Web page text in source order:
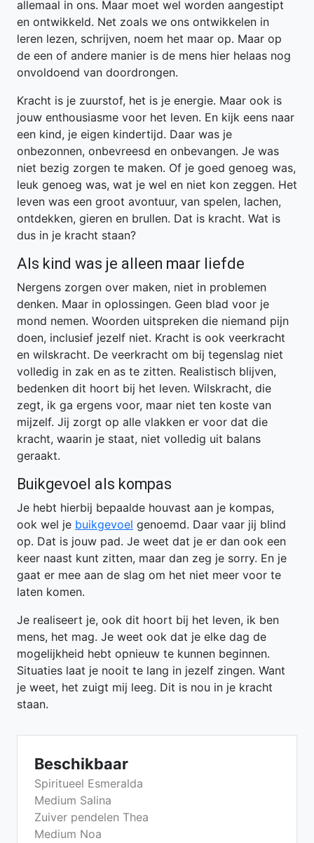
allemaal in ons. Maar moet wel worden aangestipt
en ontwikkeld. Net zoals we ons ontwikkelen in
leren lezen, schrijven, noem het maar op. Maar op
de een of andere manier is de mens hier helaas nog
onvoldoend van doordrongen.
Kracht is je zuurstof, het is je energie. Maar ook is
jouw enthousiasme voor het leven. En kijk eens naar
een kind, je eigen kindertijd. Daar was je
onbezonnen, onbevreesd en onbevangen. Je was
niet bezig zorgen te maken. Of je goed genoeg was,
leuk genoeg was, wat je wel en niet kon zeggen. Het
leven was een groot avontuur, van spelen, lachen,
ontdekken, gieren en brullen. Dat is kracht. Wat is
dus in je kracht staan?
Als kind was je alleen maar liefde
Nergens zorgen over maken, niet in problemen
denken. Maar in oplossingen. Geen blad voor je
mond nemen. Woorden uitspreken die niemand pijn
doen, inclusief jezelf niet. Kracht is ook veerkracht
en wilskracht. De veerkracht om bij tegenslag niet
volledig in zak en as te zitten. Realistisch blijven,
bedenken dit hoort bij het leven. Wilskracht, die
zegt, ik ga ergens voor, maar niet ten koste van
mijzelf. Jij zorgt op alle vlakken er voor dat die
kracht, waarin je staat, niet volledig uit balans
geraakt.
Buikgevoel als kompas
Je hebt hierbij bepaalde houvast aan je kompas,
ook wel je buikgevoel genoemd. Daar vaar jij blind
op. Dat is jouw pad. Je weet dat je er dan ook een
keer naast kunt zitten, maar dan zeg je sorry. En je
gaat er mee aan de slag om het niet meer voor te
laten komen.
Je realiseert je, ook dit hoort bij het leven, ik ben
mens, het mag. Je weet ook dat je elke dag de
mogelijkheid hebt opnieuw te kunnen beginnen.
Situaties laat je nooit te lang in jezelf zingen. Want
je weet, het zuigt mij leeg. Dit is nou in je kracht
staan.
Beschikbaar
Spiritueel Esmeralda
Medium Salina
Zuiver pendelen Thea
Medium Noa